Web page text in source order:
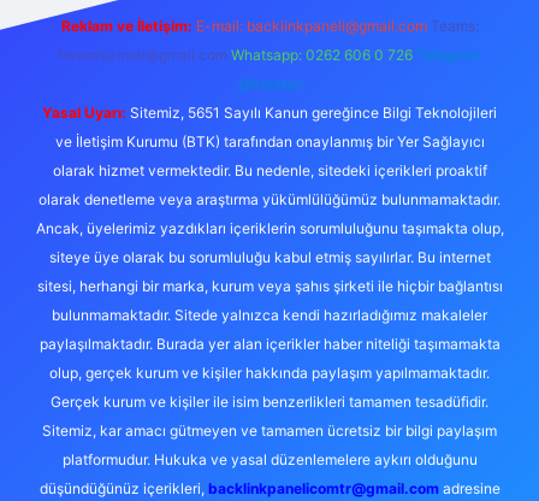
Reklam ve İletişim: E-mail: backlinkpaneli@gmail.com Teams:
forumhizmeti@gmail.com Whatsapp: 0262 606 0 726 Telegram:
@karabul
Yasal Uyarı: Sitemiz, 5651 Sayılı Kanun gereğince Bilgi Teknolojileri
ve İletişim Kurumu (BTK) tarafından onaylanmış bir Yer Sağlayıcı
olarak hizmet vermektedir. Bu nedenle, sitedeki içerikleri proaktif
olarak denetleme veya araştırma yükümlülüğümüz bulunmamaktadır.
Ancak, üyelerimiz yazdıkları içeriklerin sorumluluğunu taşımakta olup,
siteye üye olarak bu sorumluluğu kabul etmiş sayılırlar. Bu internet
sitesi, herhangi bir marka, kurum veya şahıs şirketi ile hiçbir bağlantısı
bulunmamaktadır. Sitede yalnızca kendi hazırladığımız makaleler
paylaşılmaktadır. Burada yer alan içerikler haber niteliği taşımamakta
olup, gerçek kurum ve kişiler hakkında paylaşım yapılmamaktadır.
Gerçek kurum ve kişiler ile isim benzerlikleri tamamen tesadüfidir.
Sitemiz, kar amacı gütmeyen ve tamamen ücretsiz bir bilgi paylaşım
platformudur. Hukuka ve yasal düzenlemelere aykırı olduğunu
düşündüğünüz içerikleri, backlinkpanelicomtr@gmail.comadresine